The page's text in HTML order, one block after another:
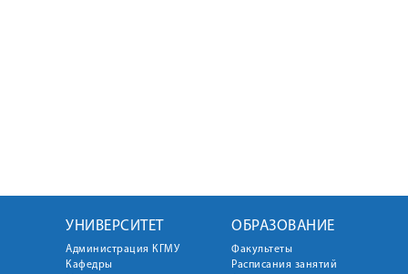
УНИВЕРСИТЕТ
Администрация КГМУ
Кафедры
ОБРАЗОВАНИЕ
Факультеты
Расписания занятий